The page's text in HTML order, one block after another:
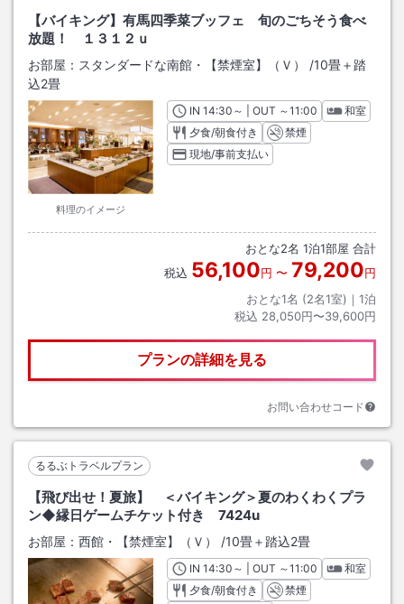
【バイキング】有馬四季菜ブッフェ 旬のごちそう食べ
放題！ １３１２ｕ
お部屋： スタンダードな南館・【禁煙室】（Ｖ） /10畳＋踏
込2畳
料理のイメージ
INチェックイン
14:30 ～ | OUT チェックアウト
～11:00
和室
夕食/朝食付き
禁煙
現地/事前支払い
おとな2名 1泊1部屋 合計
税込 56,100円 〜 79,200円
おとな1名 (2名1室)｜ 1泊
税込 28,050円〜39,600円
プランの詳細を見る
お問い合わせコード
るるぶトラベルプラン
【飛び出せ！夏旅】 ＜バイキング＞夏のわくわくプラ
ン◆縁日ゲームチケット付き 7424u
お部屋： 西館・【禁煙室】（Ｖ） /10畳＋踏込2畳
INチェックイン
14:30 ～ | OUT チェックアウト
～11:00
和室
夕食/朝食付き
禁煙